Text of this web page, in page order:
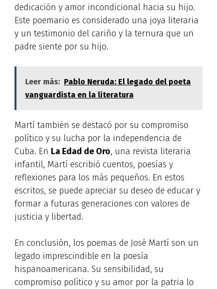
dedicación y amor incondicional hacia su hijo.
Este poemario es considerado una joya literaria
y un testimonio del cariño y la ternura que un
padre siente por su hijo.
Leer más: Pablo Neruda: El legado del poeta
vanguardista en la literatura
Martí también se destacó por su compromiso
político y su lucha por la independencia de
Cuba. En La Edad de Oro, una revista literaria
infantil, Martí escribió cuentos, poesías y
reflexiones para los más pequeños. En estos
escritos, se puede apreciar su deseo de educar y
formar a futuras generaciones con valores de
justicia y libertad.
En conclusión, los poemas de José Martí son un
legado imprescindible en la poesía
hispanoamericana. Su sensibilidad, su
compromiso político y su amor por la patria lo